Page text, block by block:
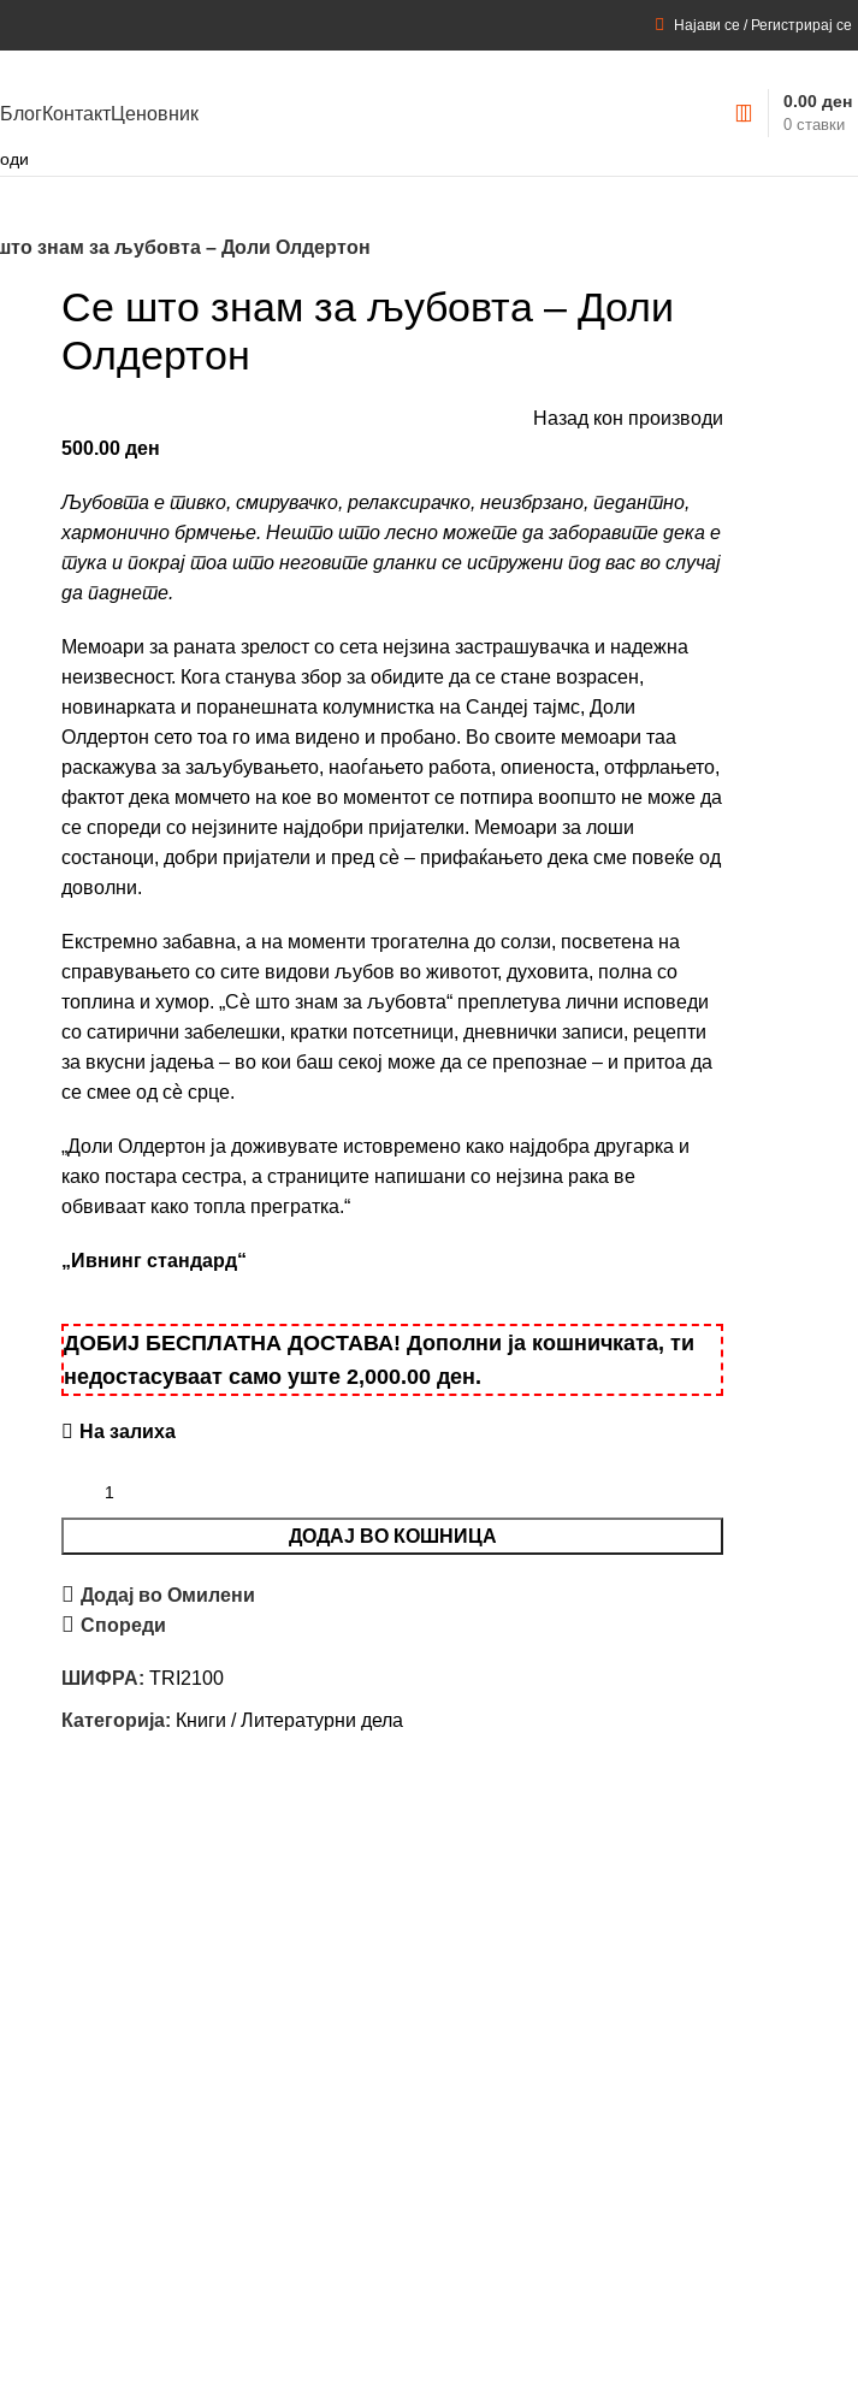
Најави се / Регистрирај се
БлогКонтактЦеновник
0 ставки
0.00 ден
знам за љубовта – Доли Олдертон
Се што знам за љубовта – Доли
Олдертон
Назад кон производи
500.00 ден
Љубовта е тивко, смирувачко, релаксирачко, неизбрзано, педантно,
хармонично брмчење. Нешто што лесно можете да заборавите дека е
тука и покрај тоа што неговите дланки се испружени под вас во случај
да паднете.
Мемоари за раната зрелост со сета нејзина застрашувачка и надежна
неизвесност. Кога станува збор за обидите да се стане возрасен,
новинарката и поранешната колумнистка на Сандеј тајмс, Доли
Олдертон сето тоа го има видено и пробано. Во своите мемоари таа
раскажува за заљубувањето, наоѓањето работа, опиеноста, отфрлањето,
фактот дека момчето на кое во моментот се потпира воопшто не може да
се спореди со нејзините најдобри пријателки. Мемоари за лоши
состаноци, добри пријатели и пред сè – прифаќањето дека сме повеќе од
доволни.
Екстремно забавна, а на моменти трогателна до солзи, посветена на
справувањето со сите видови љубов во животот, духовита, полна со
топлина и хумор. „Сѐ што знам за љубовта“ преплетува лични исповеди
со сатирични забелешки, кратки потсетници, дневнички записи, рецепти
за вкусни јадења – во кои баш секој може да се препознае – и притоа да
се смее од сѐ срце.
„Доли Олдертон ја доживувате истовремено како најдобра другарка и
како постара сестра, а страниците напишани со нејзина рака ве
обвиваат како топла прегратка.“
„Ивнинг стандард“
ДОБИЈ БЕСПЛАТНА ДОСТАВА! Дополни ја кошничката, ти
недостасуваат само уште 2,000.00 ден.
На залиха
ДОДАЈ ВО КОШНИЦА
Додај во Омилени
Спореди
ШИФРА: TRI2100
Категорија: Книги / Литературни дела